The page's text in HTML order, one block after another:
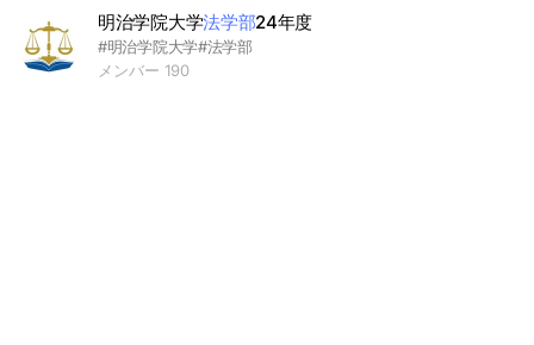
明治学院大学法学部24年度
#明治学院大学#法学部
メンバー 190